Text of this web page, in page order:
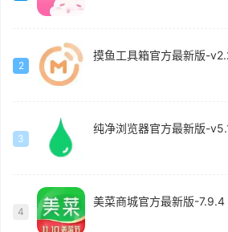
2
摸鱼工具箱官方最新版-
3
纯净浏览器官方最新版-
4
美菜商城官方最新版-7.9.4